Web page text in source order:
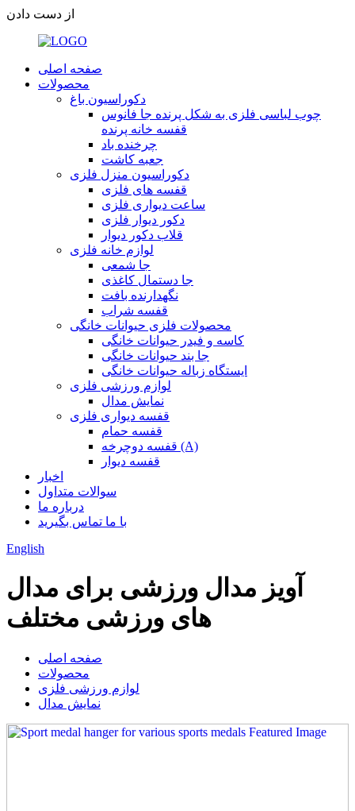
از دست دادن
صفحه اصلی
محصولات
دکوراسیون باغ
چوب لباسی فلزی به شکل پرنده جا فانوس
قفسه خانه پرنده
چرخنده باد
جعبه کاشت
دکوراسیون منزل فلزی
قفسه های فلزی
ساعت دیواری فلزی
دکور دیوار فلزی
قلاب دکور دیوار
لوازم خانه فلزی
جا شمعی
جا دستمال کاغذی
نگهدارنده بافت
قفسه شراب
محصولات فلزی حیوانات خانگی
کاسه و فیدر حیوانات خانگی
جا بند حیوانات خانگی
ایستگاه زباله حیوانات خانگی
لوازم ورزشی فلزی
نمایش مدال
قفسه دیواری فلزی
قفسه حمام
قفسه دوچرخه (A)
قفسه دیوار
اخبار
سوالات متداول
درباره ما
با ما تماس بگیرید
English
آویز مدال ورزشی برای مدال
های ورزشی مختلف
صفحه اصلی
محصولات
لوازم ورزشی فلزی
نمایش مدال